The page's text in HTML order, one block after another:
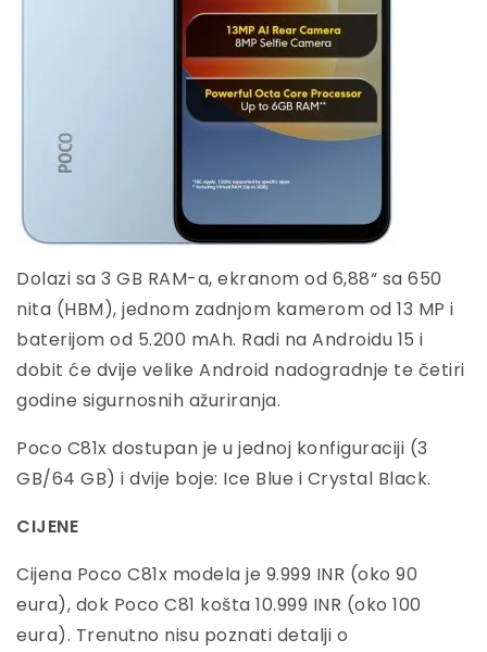
Dolazi sa 3 GB RAM-a, ekranom od 6,88“ sa 650
nita (HBM), jednom zadnjom kamerom od 13 MP i
baterijom od 5.200 mAh. Radi na Androidu 15 i
dobit će dvije velike Android nadogradnje te četiri
godine sigurnosnih ažuriranja.
Poco C81x dostupan je u jednoj konfiguraciji (3
GB/64 GB) i dvije boje: Ice Blue i Crystal Black.
CIJENE
Cijena Poco C81x modela je 9.999 INR (oko 90
eura), dok Poco C81 košta 10.999 INR (oko 100
eura). Trenutno nisu poznati detalji o